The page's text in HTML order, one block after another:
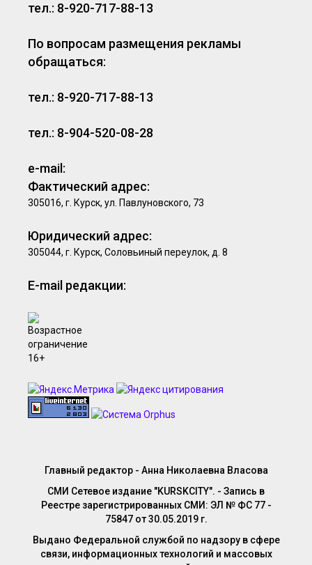
тел.: 8-920-717-88-13
По вопросам размещения рекламы
обращаться:
тел.: 8-920-717-88-13
тел.: 8-904-520-08-28
e-mail:
Фактический адрес:
305016, г. Курск, ул. Павлуновского, 73
Юридический адрес:
305044, г. Курск, Соловьиный переулок, д. 8
E-mail редакции:
Главный редактор - Анна Николаевна Власова
СМИ Сетевое издание "KURSKCITY". - Запись в
Реестре зарегистрированных СМИ: ЭЛ № ФС 77 -
75847 от 30.05.2019 г.
Выдано Федеральной службой по надзору в сфере
связи, информационных технологий и массовых